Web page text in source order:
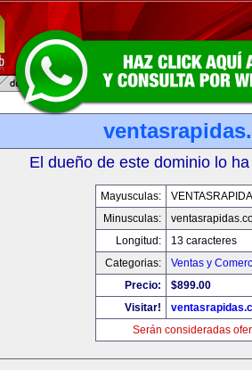
El dueño de este dominio lo
Mayusculas:
Minusculas:
Longitud:
13 caracteres
Categorias:
Ventas y
Precio:
$899.00
Visitar!
Serán consideradas